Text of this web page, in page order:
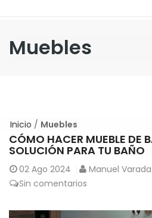
Muebles
Inicio / Muebles
CÓMO HACER MUEBLE DE
SOLUCIÓN PARA TU BAÑO
02 Ago 2024 Manuel Varada
Sin comentarios